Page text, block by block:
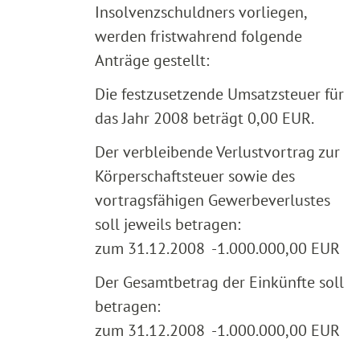
Insolvenzschuldners vorliegen,
werden fristwahrend folgende
Anträge gestellt:
Die festzusetzende Umsatzsteuer für
das Jahr 2008 beträgt 0,00 EUR.
Der verbleibende Verlustvortrag zur
Körperschaftsteuer sowie des
vortragsfähigen Gewerbeverlustes
soll jeweils betragen:
zum 31.12.2008 -1.000.000,00 EUR
Der Gesamtbetrag der Einkünfte soll
betragen:
zum 31.12.2008 -1.000.000,00 EUR